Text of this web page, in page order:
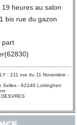
heures au salon
bis rue du gazon
part
: 211 rue du 11 Novembre -
Selles - 62240 Lottinghen